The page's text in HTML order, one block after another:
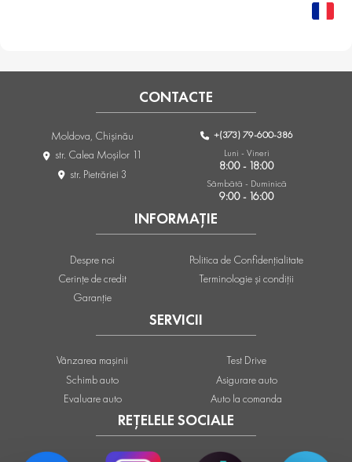
SERVICII
Vânzarea mașinii
Schimb auto
Evaluare auto
Test Drive
Asigurare auto
Auto la comanda
INFORMAȚIE
Despre noi
Cerințe de credit
Garanție
Politica de Confidențialitate
Terminologie și condiții
CONTACTE
Moldova, Chişinău
str. Calea Moşilor 11
str. Pietrăriei 3
+(373) 79-600-386
Luni - Vineri
8:00 - 18:00
Sâmbătă - Duminică
9:00 - 16:00
REȚELELE SOCIALE